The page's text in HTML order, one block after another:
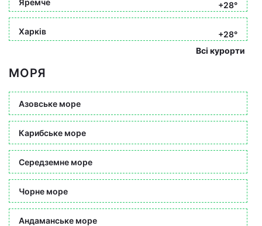
+28°
Харків
+28°
Всі курорти
МОРЯ
Азовське море
Карибське море
Середземне море
Чорне море
Андаманське море